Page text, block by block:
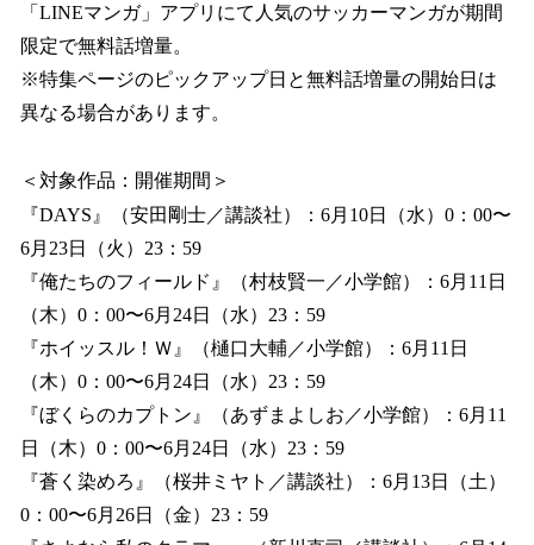
「LINEマンガ」アプリにて人気のサッカーマンガが期間
限定で無料話増量。
※特集ページのピックアップ日と無料話増量の開始日は
異なる場合があります。
＜対象作品：開催期間＞
『DAYS』（安田剛士／講談社）：6月10日（水）0：00〜
6月23日（火）23：59
『俺たちのフィールド』（村枝賢一／小学館）：6月11日
（木）0：00〜6月24日（水）23：59
『ホイッスル！Ｗ』（樋口大輔／小学館）：6月11日
（木）0：00〜6月24日（水）23：59
『ぼくらのカプトン』（あずまよしお／小学館）：6月11
日（木）0：00〜6月24日（水）23：59
『蒼く染めろ』（桜井ミヤト／講談社）：6月13日（土）
0：00〜6月26日（金）23：59